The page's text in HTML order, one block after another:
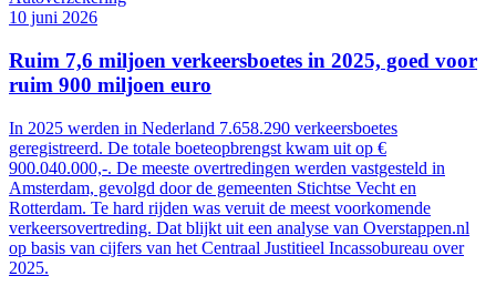
10 juni 2026
Ruim 7,6 miljoen verkeersboetes in 2025, goed voor
ruim 900 miljoen euro
In 2025 werden in Nederland 7.658.290 verkeersboetes
geregistreerd. De totale boeteopbrengst kwam uit op €
900.040.000,-. De meeste overtredingen werden vastgesteld in
Amsterdam, gevolgd door de gemeenten Stichtse Vecht en
Rotterdam. Te hard rijden was veruit de meest voorkomende
verkeersovertreding. Dat blijkt uit een analyse van Overstappen.nl
op basis van cijfers van het Centraal Justitieel Incassobureau over
2025.